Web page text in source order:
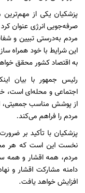
پزشکیان یکی از
صرفه‌جویی انرژی عنوان کرد
مردم به‌درستی تبیین و
این شرایط با خود همراه
به اقتصاد کشور محقق
رئیس جمهور با بیان
اجتماعی و محله‌ای است،
از پوشش مناسب جمعیتی،
مردم را فراهم می‌کند.
پزشکیان با تأکید بر
نخست این است که هر
مردم، همه اقشار و همه
دامنه مشارکت اقشار و
افزایش خواهد یافت.